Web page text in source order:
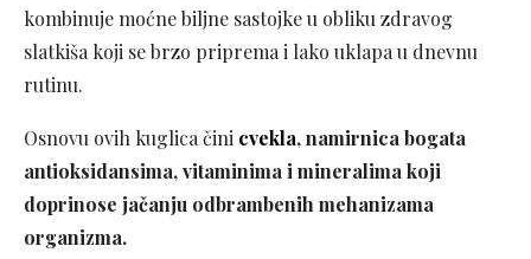
kombinuje moćne biljne sastojke u obliku zdravog
slatkiša koji se brzo priprema i lako uklapa u dnevnu
rutinu.
Osnovu ovih kuglica čini cvekla, namirnica bogata
antioksidansima, vitaminima i mineralima koji
doprinose jačanju odbrambenih mehanizama
organizma.